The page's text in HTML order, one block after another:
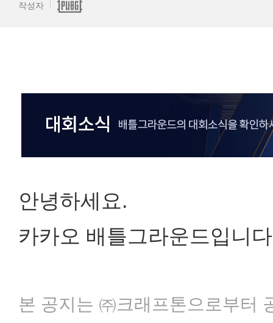
작성자
안녕하세요.
카카오 배틀그라운드입니
본 공지는 ㈜크래프톤으로부터